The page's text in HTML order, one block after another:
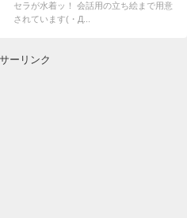
セラが水着ッ！ 会話用の立ち絵まで用意
されています(・Д...
ーリンク